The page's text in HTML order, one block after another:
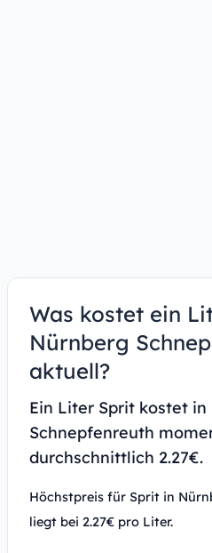
Was kostet ein
Nürnberg
aktuell?
Ein Liter Sprit kostet in
Schnepfenreuth
durchschnittlich 2.27€.
Höchstpreis für Sprit in
liegt bei 2.27€ pro Liter.